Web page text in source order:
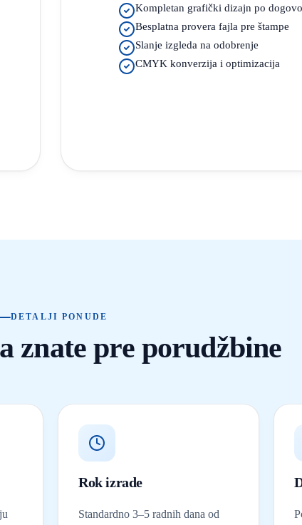
Kompletan grafički dizajn po
Besplatna provera fajla pre štampe
Slanje izgleda na odobrenje
CMYK konverzija i optimizacija
DETALJI PONUDE
znate pre porudžbine
Rok izrade
Standardno 3–5 radnih dana od